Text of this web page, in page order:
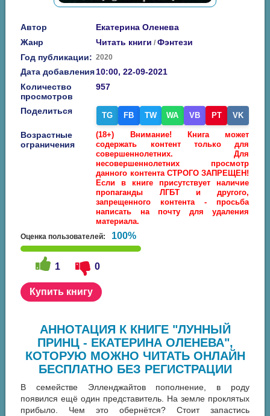
Автор
Екатерина Оленева
Жанр
Читать книги /Фэнтези
Год публикации: 2020
Дата добавления10:00, 22-09-2021
Количество
просмотров
957
Поделиться TG FB TW WA VB PT VK
Возрастные
ограничения
(18+) Внимание! Книга может
содержать контент только для
совершеннолетних. Для
несовершеннолетних просмотр
данного контента СТРОГО ЗАПРЕЩЕН!
Если в книге присутствует наличие
пропаганды ЛГБТ и другого,
запрещенного контента - просьба
написать на почту для удаления
материала.
Оценка пользователей: 100%
1 0
Купить книгу
АННОТАЦИЯ К КНИГЕ "ЛУННЫЙ
ПРИНЦ - ЕКАТЕРИНА ОЛЕНЕВА",
КОТОРУЮ МОЖНО ЧИТАТЬ ОНЛАЙН
БЕСПЛАТНО БЕЗ РЕГИСТРАЦИИ
В семействе Элленджайтов пополнение, в роду
появился ещё один представитель. На земле проклятых
прибыло. Чем это обернётся? Стоит запастись